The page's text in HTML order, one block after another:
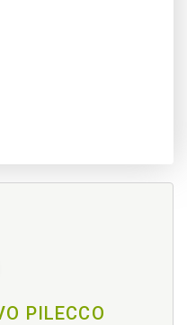
PILECCO